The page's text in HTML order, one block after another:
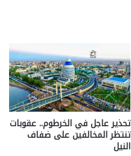
تحذير عاجل في الخرطوم.. عقوبات
تنتظر المخالفين على ضفاف
النيل